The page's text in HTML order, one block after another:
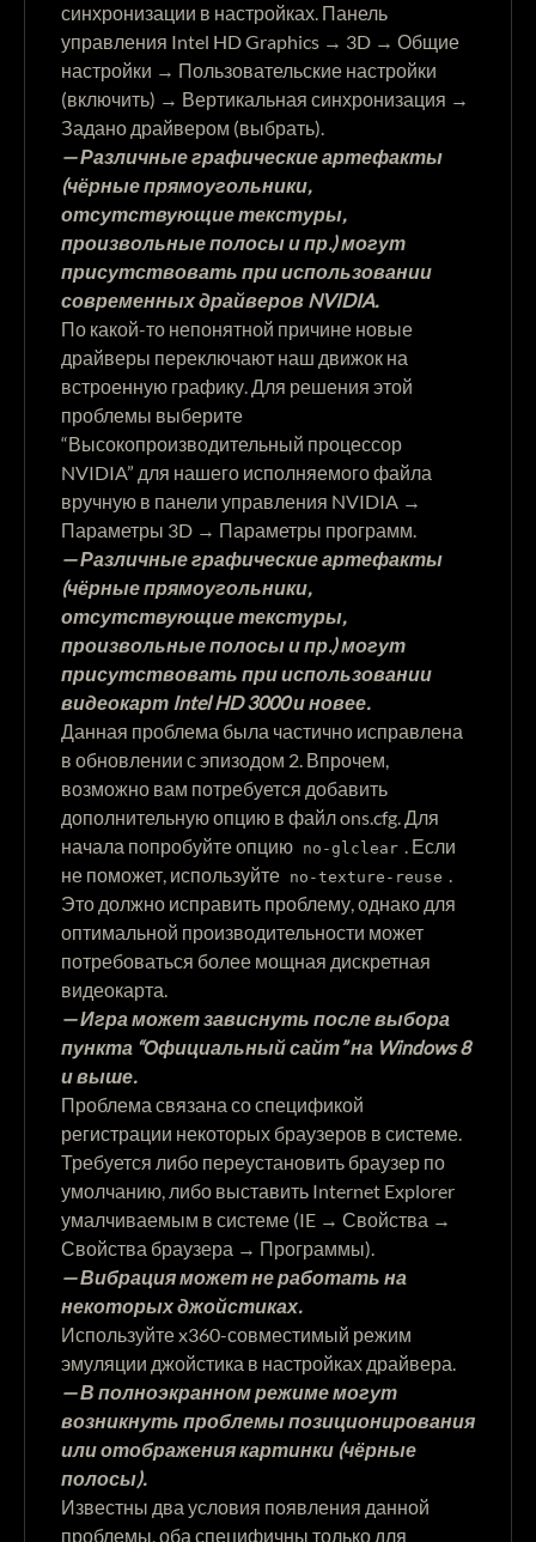
синхронизации в настройках. Панель
управления Intel HD Graphics → 3D → Общие
настройки → Пользовательские настройки
(включить) → Вертикальная синхронизация →
Задано драйвером (выбрать).
— Различные графические артефакты
(чёрные прямоугольники,
отсутствующие текстуры,
произвольные полосы и пр.) могут
присутствовать при использовании
современных драйверов NVIDIA.
По какой-то непонятной причине новые
драйверы переключают наш движок на
встроенную графику. Для решения этой
проблемы выберите
“Высокопроизводительный процессор
NVIDIA” для нашего исполняемого файла
вручную в панели управления NVIDIA →
Параметры 3D → Параметры программ.
— Различные графические артефакты
(чёрные прямоугольники,
отсутствующие текстуры,
произвольные полосы и пр.) могут
присутствовать при использовании
видеокарт Intel HD 3000 и новее.
Данная проблема была частично исправлена
в обновлении с эпизодом 2. Впрочем,
возможно вам потребуется добавить
дополнительную опцию в файл ons.cfg. Для
начала попробуйте опцию no-glclear . Если
не поможет, используйте no-texture-reuse .
Это должно исправить проблему, однако для
оптимальной производительности может
потребоваться более мощная дискретная
видеокарта.
— Игра может зависнуть после выбора
пункта “Официальный сайт” на Windows 8
и выше.
Проблема связана со спецификой
регистрации некоторых браузеров в системе.
Требуется либо переустановить браузер по
умолчанию, либо выставить Internet Explorer
умалчиваемым в системе (IE → Свойства →
Свойства браузера → Программы).
— Вибрация может не работать на
некоторых джойстиках.
Используйте x360-совместимый режим
эмуляции джойстика в настройках драйвера.
— В полноэкранном режиме могут
возникнуть проблемы позиционирования
или отображения картинки (чёрные
полосы).
Известны два условия появления данной
проблемы, оба специфичны только для